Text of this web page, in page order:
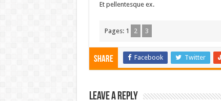
Et pellentesque ex.
Pages: 1 2 3
Share Facebook Twitter
Leave a Reply